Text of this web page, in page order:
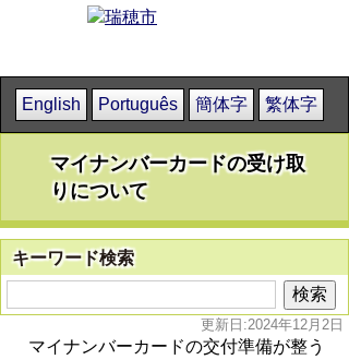
English Português 簡体字 繁体字
マイナンバーカードの受け取
りについて
キーワード検索
更新日:2024年12月2日
マイナンバーカードの交付準備が整う